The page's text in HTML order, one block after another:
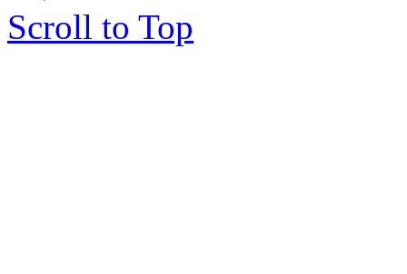
Scroll to Top